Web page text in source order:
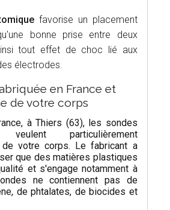
favorise un placement
bonne prise entre deux
tout effet de choc lié aux
électrodes.
en France et
de votre corps
à Thiers (63), les sondes
particulièrement
de votre corps. Le fabricant a
que des matières plastiques
et s'engage notamment à
ne contiennent pas de
de phtalates, de biocides et